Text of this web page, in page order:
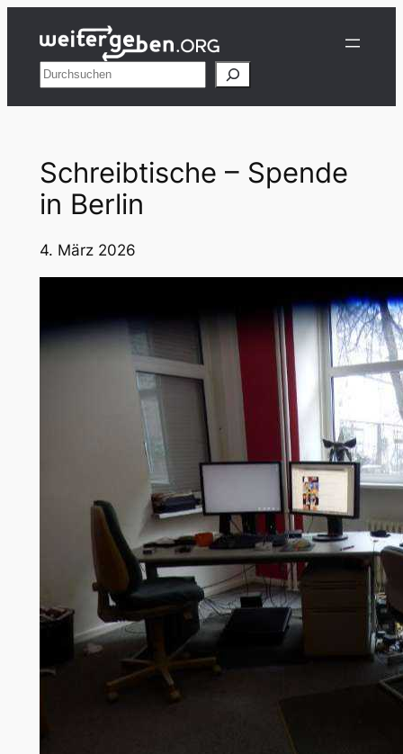
Inhalt
springenSuchen
Schreibtische – Spende
in Berlin
4. März 2026